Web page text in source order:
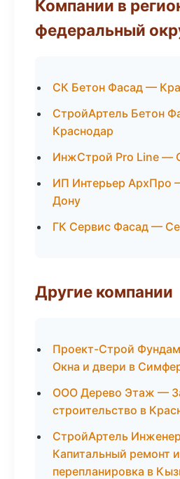
Компании в
федеральный
СК Бетон Фасад —
СтройАртель Бетон
Краснодар
ИнжСтрой Pro Line —
ИП Интерьер АрхПро
Дону
ГК Сервис Фасад —
Другие компании
Проект-Строй
Окна и двери в
ООО Дерево Этаж —
строительство в
СтройАртель
Капитальный ремонт и
перепланировка в